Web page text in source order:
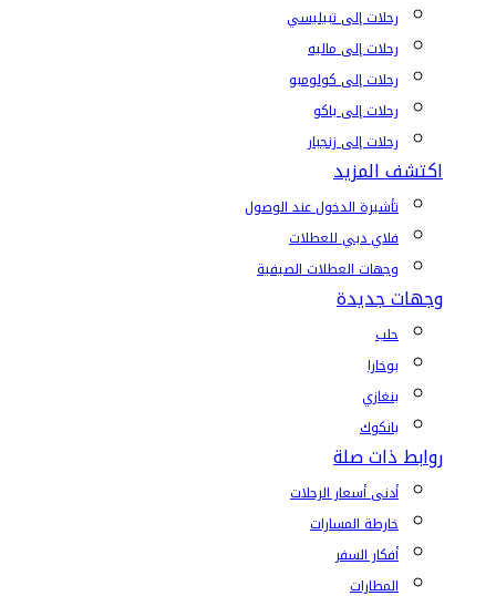
رحلات إلى تبيليسي
رحلات إلى ماليه
رحلات إلى كولومبو
رحلات إلى باكو
رحلات إلى زنجبار
اكتشف المزيد
تأشيرة الدخول عند الوصول
فلاي دبي للعطلات
وجهات العطلات الصيفية
وجهات جديدة
حلب
بوخارا
بنغازي
بانكوك
روابط ذات صلة
أدنى أسعار الرحلات
خارطة المسارات
أفكار السفر
المطارات